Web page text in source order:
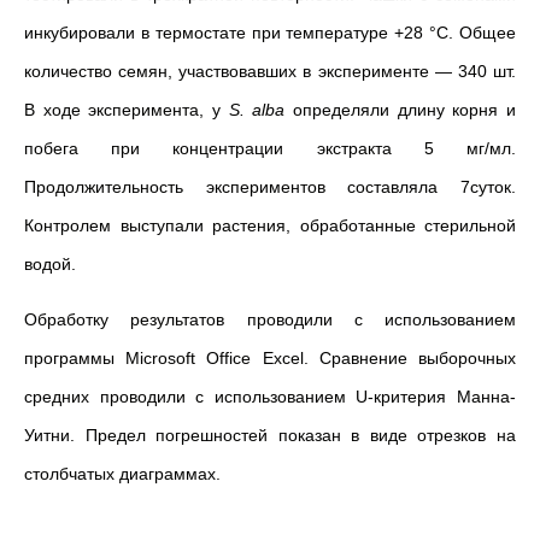
инкубировали в термостате при температуре +28 °С. Общее
количество семян, участвовавших в эксперименте — 340 шт.
В ходе эксперимента, у S. alba определяли длину корня и
побега при концентрации экстракта 5 мг/мл.
Продолжительность экспериментов составляла 7суток.
Контролем выступали растения, обработанные стерильной
водой.
Обработку результатов проводили с использованием
программы Microsoft Office Excel. Сравнение выборочных
средних проводили с использованием U-критерия Манна-
Уитни. Предел погрешностей показан в виде отрезков на
столбчатых диаграммах.